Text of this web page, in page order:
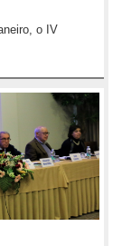
o IV